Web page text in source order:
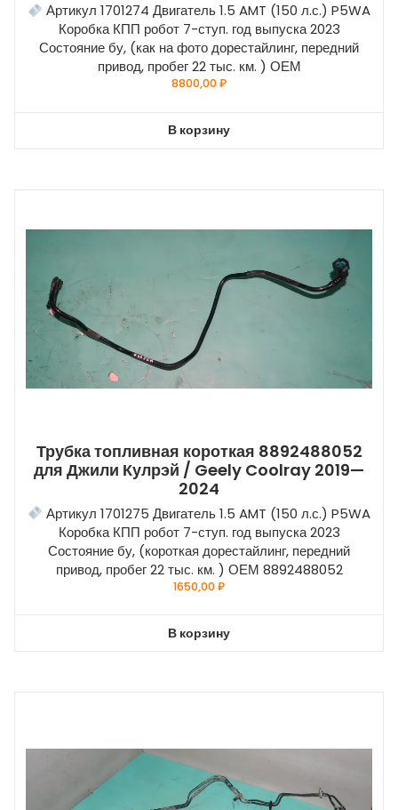
Артикул 1701274 Двигатель 1.5 AMT (150 л.с.) P5WA
Коробка КПП робот 7-ступ. год выпуска 2023
Состояние бу, (как на фото дорестайлинг, передний
привод, пробег 22 тыс. км. ) ОЕМ
8800,00₽
В корзину
Трубка топливная короткая 8892488052
для Джили Кулрэй / Geely Coolray 2019—
2024
Артикул 1701275 Двигатель 1.5 AMT (150 л.с.) P5WA
Коробка КПП робот 7-ступ. год выпуска 2023
Состояние бу, (короткая дорестайлинг, передний
привод, пробег 22 тыс. км. ) ОЕМ 8892488052
1650,00₽
В корзину